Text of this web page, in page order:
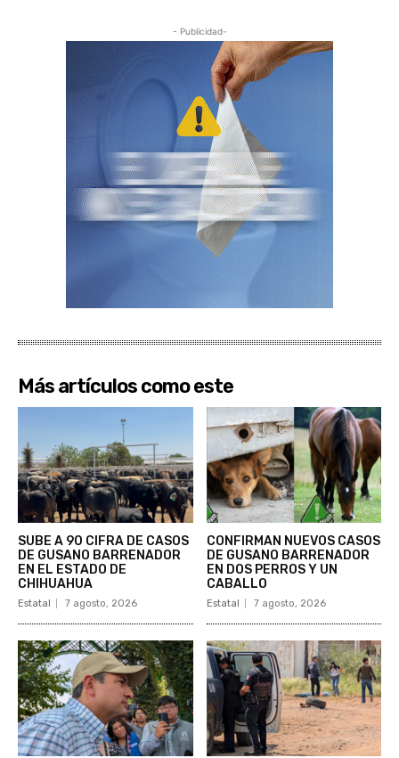
- Publicidad-
Más artículos como este
SUBE A 90 CIFRA DE CASOS
DE GUSANO BARRENADOR
EN EL ESTADO DE
CHIHUAHUA
Estatal 7 agosto, 2026
CONFIRMAN NUEVOS CASOS
DE GUSANO BARRENADOR
EN DOS PERROS Y UN
CABALLO
Estatal 7 agosto, 2026